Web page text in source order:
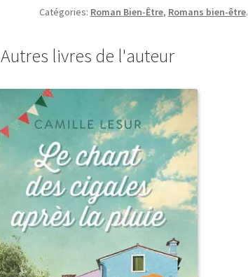
lundi
Catégories: Roman Bien-Être, Romans bien-être.
Autres livres de l'auteur